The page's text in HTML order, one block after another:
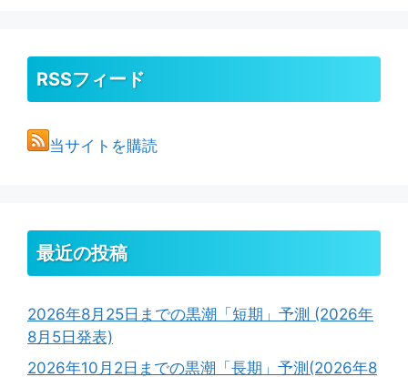
RSSフィード
当サイトを購読
最近の投稿
2026年8月25日までの黒潮「短期」予測 (2026年
8月5日発表)
2026年10月2日までの黒潮「長期」予測(2026年8